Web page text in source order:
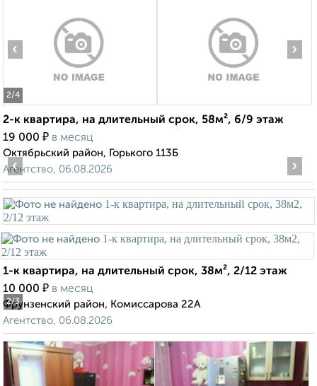
2/4
‹ ›
2-к квартира, на длительный срок, 58м², 6/9 этаж
19 000 ₽ в месяц
Октябрьский район, Горького 113Б
Агентство, 06.08.2026
2/3
‹ ›
1-к квартира, на длительный срок, 38м², 2/12 этаж
10 000 ₽ в месяц
Фрунзенский район, Комиссарова 22А
Агентство, 06.08.2026